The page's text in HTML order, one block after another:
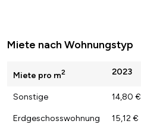
Miete nach Wohnungstyp
Miete pro m2 2023
Sonstige 14,80 €
Erdgeschosswohnung 15,12 €